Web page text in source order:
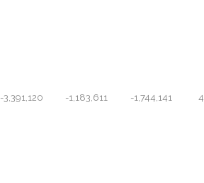
-3,391,120 -1,183,611 -1,744,141